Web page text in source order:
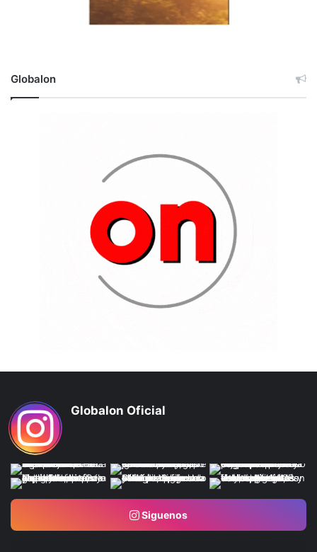
Globalon
Globalon Oficial
Siguenos